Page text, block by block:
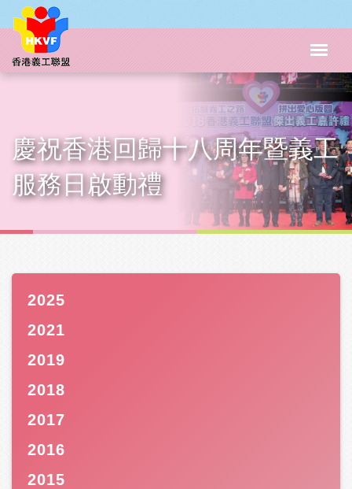
慶祝香港回歸十八周年暨義工
服務日啟動禮
2025
2021
2019
2018
2017
2016
2015